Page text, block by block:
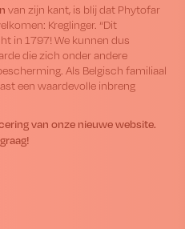
van zijn kant, is blij dat Phytofar
Kreglinger. “Dit
in 1797! We kunnen dus
die zich onder andere
Als Belgisch familiaal
een waardevolle inbreng
van onze nieuwe website.